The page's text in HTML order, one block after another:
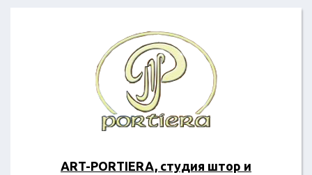
ART-PORTIERA, студия штор и